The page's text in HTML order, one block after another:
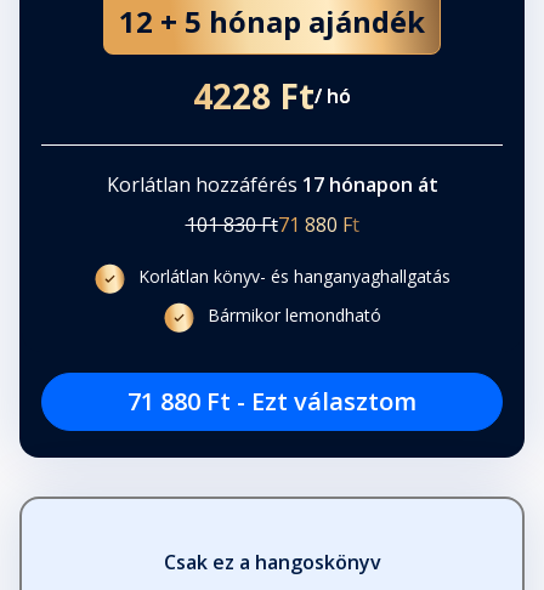
12 + 5 hónap ajándék
4228 Ft/ hó
Korlátlan hozzáférés 17 hónapon át
101 830 Ft71 880 Ft
Korlátlan könyv- és hanganyaghallgatás
Bármikor lemondható
71 880 Ft - Ezt választom
Csak ez a hangoskönyv